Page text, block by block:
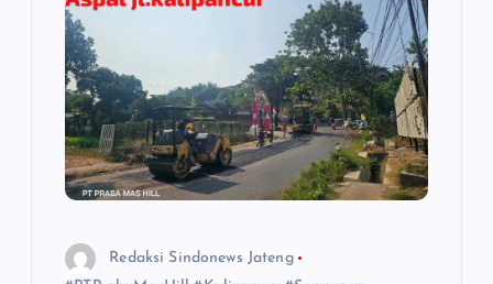
Redaksi Sindonews Jateng